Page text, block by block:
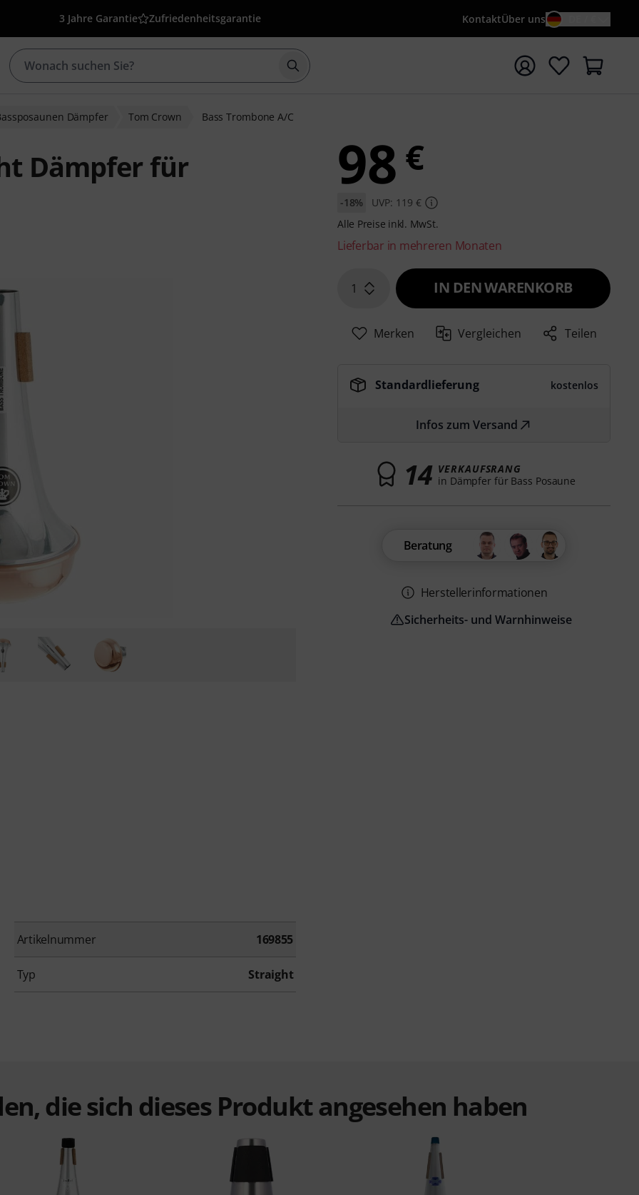
3 Jahre Garantie Zufriedenheitsgarantie KontaktÜber uns
Suche mit Suchwort {searchTerm} starten
Dämpfer Tom Crown Bass Trombone A/C
Dämpfer für
Artikelnummer 169855
Typ Straight
98 €
-18%
UVP: 119 €
Alle Preise inkl. MwSt.
Lieferbar in mehreren Monaten
1 IN DEN WARENKORB
Merken Vergleichen Teilen
Standardlieferung kostenlos
Infos zum Versand
14 VERKAUFSRANG
in Dämpfer für Bass Posaune
Beratung
Herstellerinformationen
Sicherheits- und Warnhinweise
die sich dieses Produkt angesehen haben